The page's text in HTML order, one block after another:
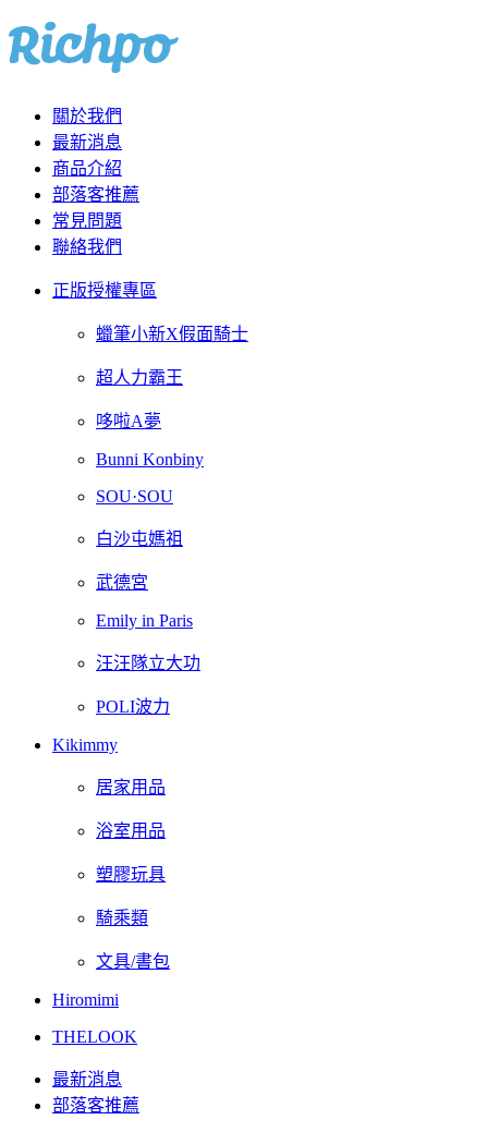
關於我們
最新消息
商品介紹
部落客推薦
常見問題
聯絡我們
正版授權專區
蠟筆小新X假面騎士
超人力霸王
哆啦A夢
Bunni Konbiny
SOU·SOU
白沙屯媽祖
武德宮
Emily in Paris
汪汪隊立大功
POLI波力
Kikimmy
居家用品
浴室用品
塑膠玩具
騎乘類
文具/書包
Hiromimi
THELOOK
最新消息
部落客推薦